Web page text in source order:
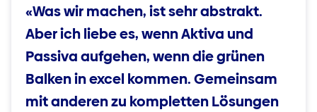
«Was wir machen, ist sehr abstrakt.
Aber ich liebe es, wenn Aktiva und
Passiva aufgehen, wenn die grünen
Balken in excel kommen. Gemeinsam
mit anderen zu kompletten Lösungen